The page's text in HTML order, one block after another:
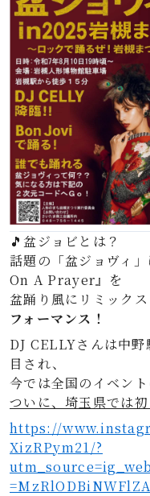
🎵盆ジョビとは？
話題の「盆ジョヴィ
On A Prayer』を
盆踊り風にリミックス
フォーマンス！
DJ CELLYさんは中
目され、
今では全国のイベント
ついに、埼玉県では
https://
XizRPym21/?